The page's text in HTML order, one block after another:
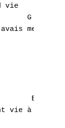
vie
G
menti
E
vie à nos